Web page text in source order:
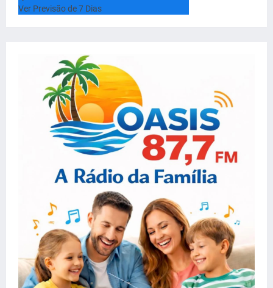
Ver Previsão de 7 Dias